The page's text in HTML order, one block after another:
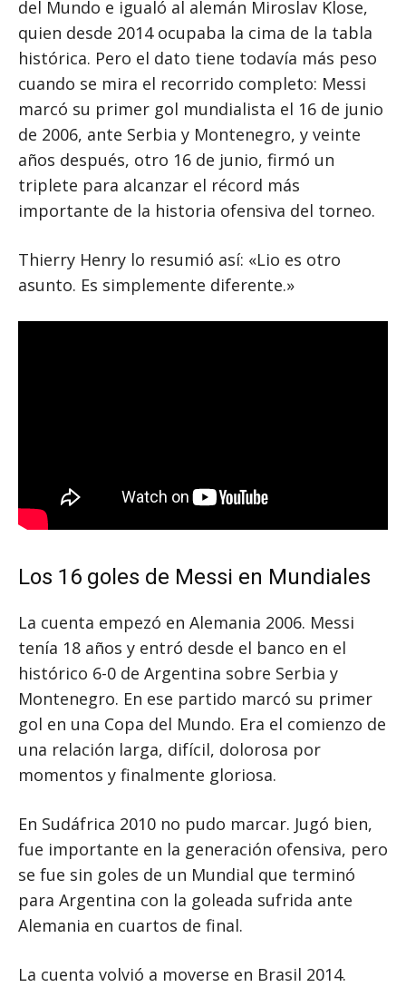
del Mundo e igualó al alemán Miroslav Klose,
quien desde 2014 ocupaba la cima de la tabla
histórica. Pero el dato tiene todavía más peso
cuando se mira el recorrido completo: Messi
marcó su primer gol mundialista el 16 de junio
de 2006, ante Serbia y Montenegro, y veinte
años después, otro 16 de junio, firmó un
triplete para alcanzar el récord más
importante de la historia ofensiva del torneo.
Thierry Henry lo resumió así: «Lio es otro
asunto. Es simplemente diferente.»
Los 16 goles de Messi en Mundiales
La cuenta empezó en Alemania 2006. Messi
tenía 18 años y entró desde el banco en el
histórico 6-0 de Argentina sobre Serbia y
Montenegro. En ese partido marcó su primer
gol en una Copa del Mundo. Era el comienzo de
una relación larga, difícil, dolorosa por
momentos y finalmente gloriosa.
En Sudáfrica 2010 no pudo marcar. Jugó bien,
fue importante en la generación ofensiva, pero
se fue sin goles de un Mundial que terminó
para Argentina con la goleada sufrida ante
Alemania en cuartos de final.
La cuenta volvió a moverse en Brasil 2014.